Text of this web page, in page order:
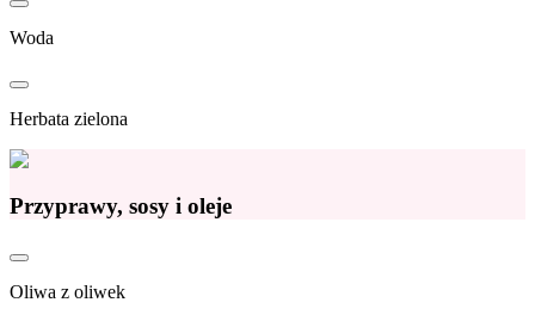
Woda
Herbata zielona
Przyprawy, sosy i oleje
Oliwa z oliwek